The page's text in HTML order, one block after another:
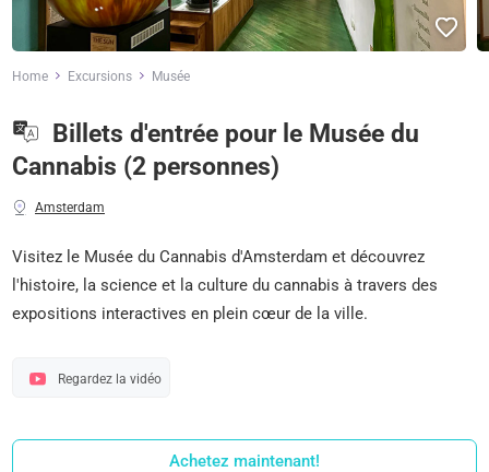
Home Excursions Musée
Billets d'entrée pour le Musée du
Cannabis (2 personnes)
Amsterdam
Visitez le Musée du Cannabis d'Amsterdam et découvrez
l'histoire, la science et la culture du cannabis à travers des
expositions interactives en plein cœur de la ville.
Regardez la vidéo
Achetez maintenant!